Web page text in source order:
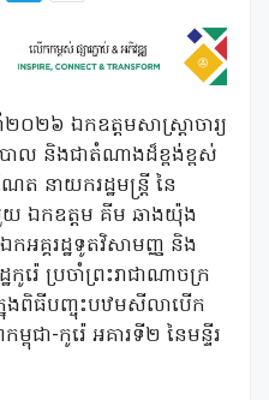
០២៦ ឯកឧត្តមសាស្ត្រាចារ្យ
ាល និងជាតំណាងដ៏ខ្ពង់ខ្ពស់
នាយករដ្ឋមន្រ្តី នៃ
មួយ ឯកឧត្តម គីម ឆាងយ៉ុង
អគ្គរដ្ឋទូតវិសាមញ្ញ និង
រ៉េ ប្រចាំព្រះរាជាណាចក្រ
នុងពិធីបញ្ចុះបឋមសីលាបើក
ម្ពុជា-កូរ៉េ អគារទី២ នៃមន្ទីរ